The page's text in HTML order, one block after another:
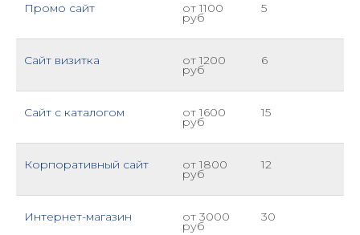
Промо сайт от 1100
руб
5
Сайт визитка от 1200
руб
6
Сайт с каталогом от 1600
руб
15
Корпоративный сайт от 1800
руб
12
Интернет-магазин от 3000
руб
30